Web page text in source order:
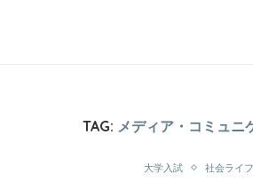
TAG: メディア・コミュニ
大学入試 社会ライフ